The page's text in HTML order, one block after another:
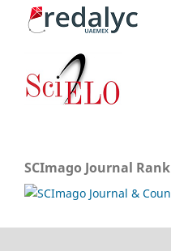
SCImago Journal Rank